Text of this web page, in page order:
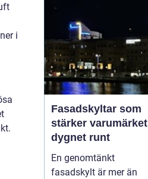
i
man ska agera, utan
hu...
Fasadskyltar som
stärker varumärket
dygnet runt
En genomtänkt
fasadskylt är mer än